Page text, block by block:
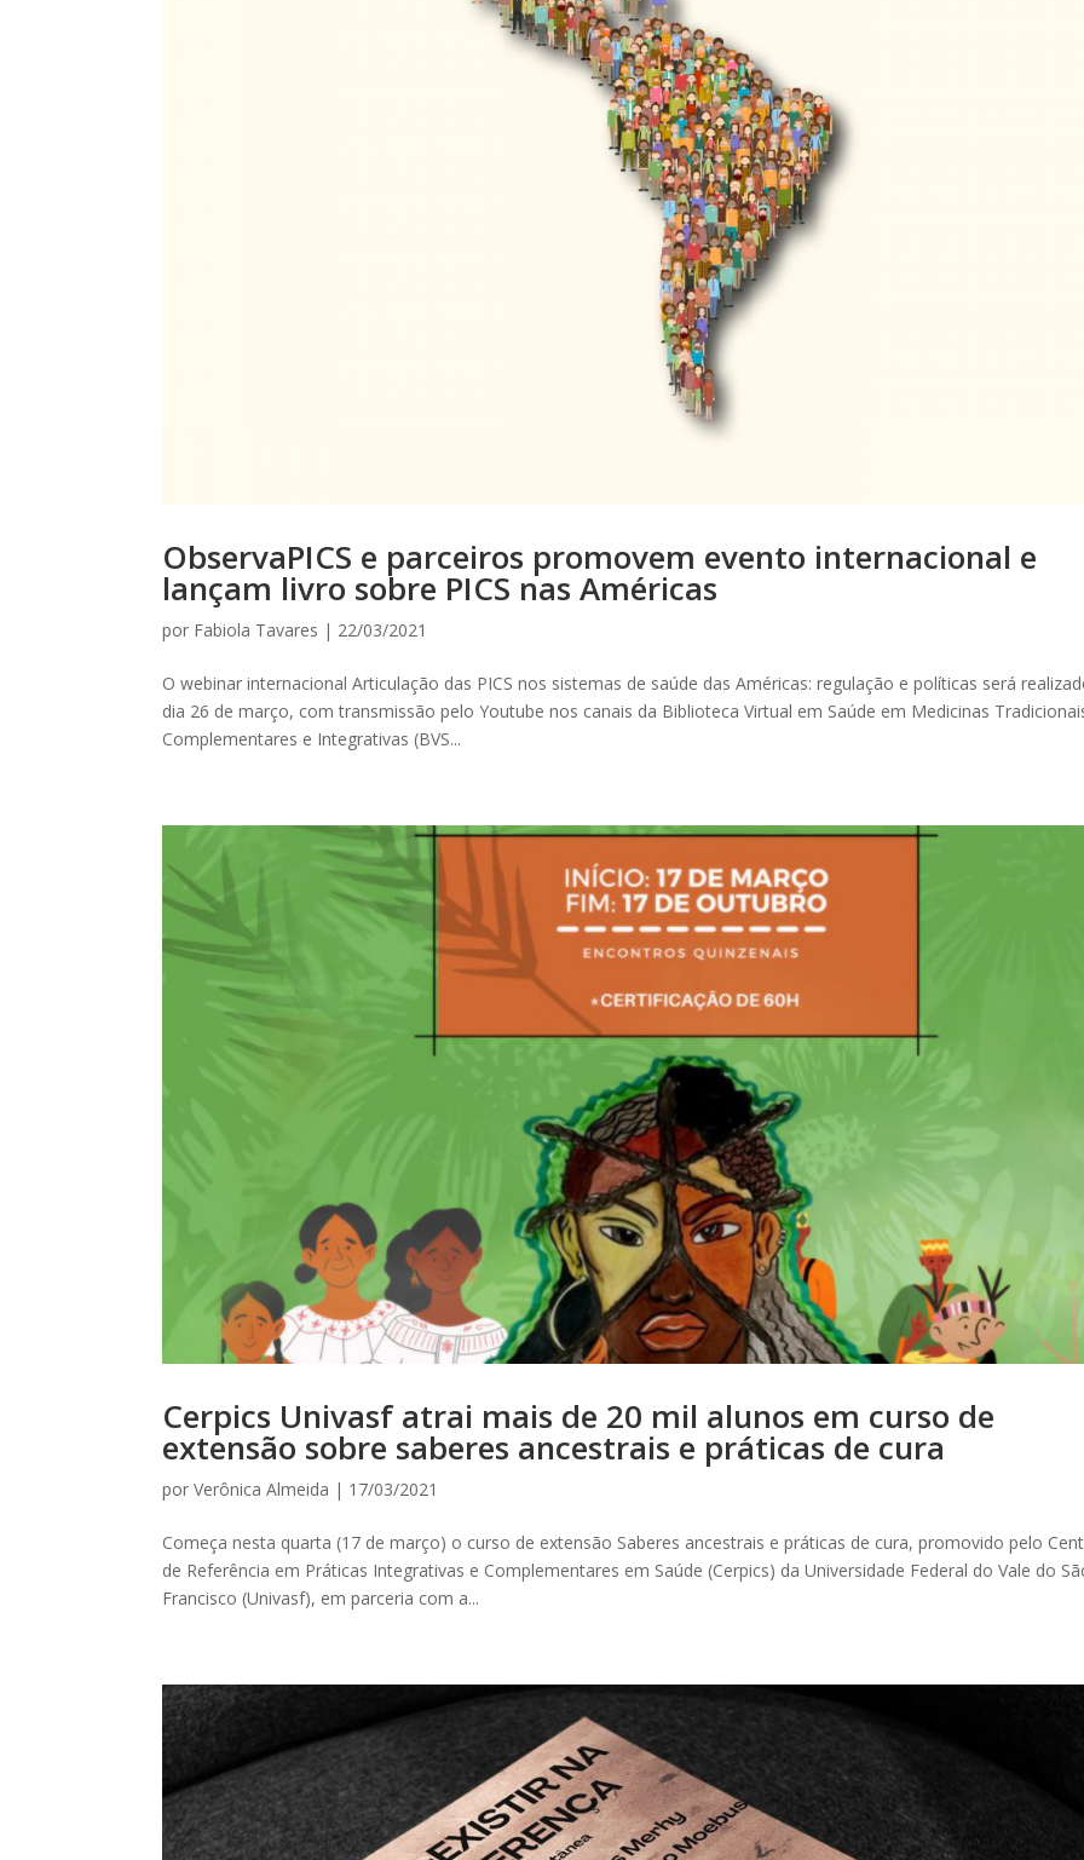
ObservaPICS e parceiros promovem evento internacional e
lançam livro sobre PICS nas Américas
por Fabiola Tavares | 22/03/2021
O webinar internacional Articulação das PICS nos sistemas de saúde das Américas: regulação e políticas será
dia 26 de março, com transmissão pelo Youtube nos canais da Biblioteca Virtual em Saúde em Medicinas
Complementares e Integrativas (BVS...
Cerpics Univasf atrai mais de 20 mil alunos em curso de
extensão sobre saberes ancestrais e práticas de cura
porVerônica Almeida | 17/03/2021
Começa nesta quarta (17 de março) o curso de extensão Saberes ancestrais e práticas de cura, promovido pelo
de Referência em Práticas Integrativas e Complementares em Saúde (Cerpics) da Universidade Federal do Vale do
Francisco (Univasf), em parceria com a...